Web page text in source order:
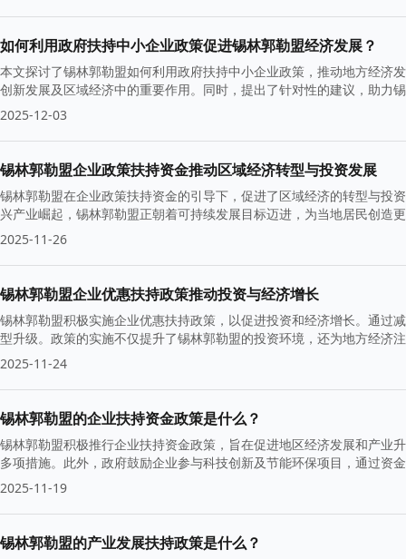
如何利用政府扶持中小企业政策促进锡林郭勒盟经济发展？
本文探讨了锡林郭勒盟如何利用政府扶持中小企业政策，推动地方经济
创新发展及区域经济中的重要作用。同时，提出了针对性的建议，助力
2025-12-03
锡林郭勒盟企业政策扶持资金推动区域经济转型与投资发展
锡林郭勒盟在企业政策扶持资金的引导下，促进了区域经济的转型与投
兴产业崛起，锡林郭勒盟正朝着可持续发展目标迈进，为当地居民创造
2025-11-26
锡林郭勒盟企业优惠扶持政策推动投资与经济增长
锡林郭勒盟积极实施企业优惠扶持政策，以促进投资和经济增长。通过
型升级。政策的实施不仅提升了锡林郭勒盟的投资环境，还为地方经济
2025-11-24
锡林郭勒盟的企业扶持资金政策是什么？
锡林郭勒盟积极推行企业扶持资金政策，旨在促进地区经济发展和产业
多项措施。此外，政府鼓励企业参与科技创新及节能环保项目，通过资
2025-11-19
锡林郭勒盟的产业发展扶持政策是什么？